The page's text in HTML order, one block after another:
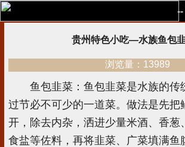
贵州特色小吃—水族鱼包
浏览量：13989
鱼包韭菜：鱼包韭菜是水族的传
过节必不可少的一道菜。做法是先把
开，除去内杂，洒进少量米酒、香葱
食盐等佐料，再将韭菜、广菜填满鱼